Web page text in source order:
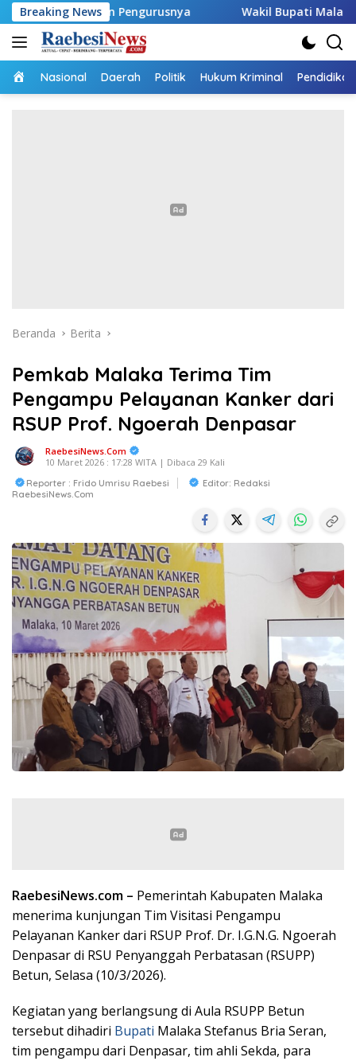
Langsung
ke
konten
Breaking News
Pengurusnya Wakil Bupati Malaka HMS Bagi
Home
Nasional Daerah Politik Hukum Kriminal Pendidikan
Beranda Berita
Pemkab Malaka Terima Tim
Pengampu Pelayanan Kanker dari
RSUP Prof. Ngoerah Denpasar
RaebesiNews.Com
10 Maret 2026 : 17:28 WITA | Dibaca 29 Kali
Reporter : Frido Umrisu Raebesi
Editor: Redaksi
RaebesiNews.com
RaebesiNews.com – Pemerintah Kabupaten Malaka
menerima kunjungan Tim Visitasi Pengampu
Pelayanan Kanker dari RSUP Prof. Dr. I.G.N.G. Ngoerah
Denpasar di RSU Penyanggah Perbatasan (RSUPP)
Betun, Selasa (10/3/2026).
Kegiatan yang berlangsung di Aula RSUPP Betun
tersebut dihadiri Bupati Malaka Stefanus Bria Seran,
tim pengampu dari Denpasar, tim ahli Sekda, para